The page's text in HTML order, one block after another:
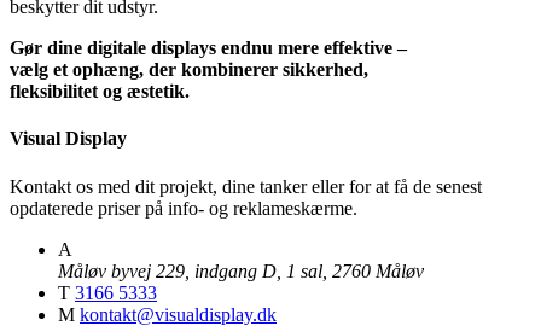
beskytter dit udstyr.
Gør dine digitale displays endnu mere effektive –
vælg et ophæng, der kombinerer sikkerhed,
fleksibilitet og æstetik.
Visual Display
Kontakt os med dit projekt, dine tanker eller for at få de senest
opdaterede priser på info- og reklameskærme.
A
Måløv byvej 229, indgang D, 1 sal, 2760 Måløv
T 3166 5333
M kontakt@visualdisplay.dk